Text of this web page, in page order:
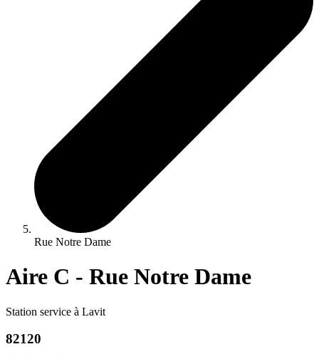
Rue Notre Dame
Aire C - Rue Notre Dame
Station service à Lavit
82120